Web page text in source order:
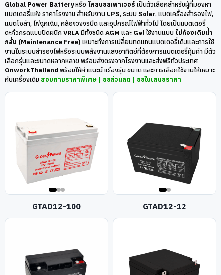
Global Power Batteryหรือ โกลบอลเพาเวอร์ เป็นตัวเลือกสำหรับผู้ที่มองหา
แบตเตอรี่แห้ง ราคาโรงงาน สำหรับงาน UPS, ระบบ Solar, แบตเครื่องสำรองไฟ,
แบตโซล่า, ไฟฉุกเฉิน, กล้องวงจรปิด และอุปกรณ์ไฟฟ้าทั่วไป โดยเป็นแบตเตอรี่
ตะกั่วกรดแบบปิดผนึก VRLAมีทั้งชนิด AGM และ Gelใช้งานแบบ ไม่ต้องเติมน้ำ
กลั่น (Maintenance Free) เหมาะทั้งการเปลี่ยนทดแทนแบตเตอรี่เดิมและการใช้
งานในระบบสำรองไฟหรือระบบพลังงานแสงอาทิตย์ที่ต้องการแบตเตอรี่คุ้มค่า มีตัว
เลือกรุ่นและขนาดหลากหลาย พร้อมส่งตรงจากโรงงานและส่งฟรีทั่วประเทศ
OnworkThailand พร้อมให้คำแนะนำเรื่องรุ่น ขนาด และการเลือกใช้งานให้เหมาะ
กับเครื่องเดิม สอบถามราคาพิเศษ | ขอส่วนลด | ขอใบเสนอราคา
GTAD12-100 GTAD12-12